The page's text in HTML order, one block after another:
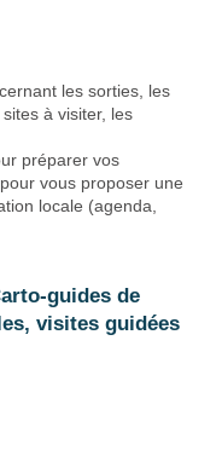
les sorties, les
à visiter, les
préparer vos
vous proposer une
locale (agenda,
guides de
visites guidées